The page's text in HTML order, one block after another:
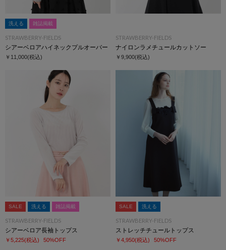
洗える 雑誌掲載
STRAWBERRY-FIELDS
シアーベロアハイネックプルオーバー
￥11,000(税込)
STRAWBERRY-FIELDS
ナイロンラメチュールカットソー
￥9,900(税込)
SALE 洗える 雑誌掲載
STRAWBERRY-FIELDS
シアーベロア長袖トップス
￥5,225(税込) 50%OFF
SALE 洗える
STRAWBERRY-FIELDS
ストレッチチュールトップス
￥4,950(税込) 50%OFF